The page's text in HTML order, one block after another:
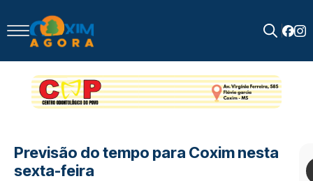
for:
Previsão do tempo para Coxim nesta
sexta-feira